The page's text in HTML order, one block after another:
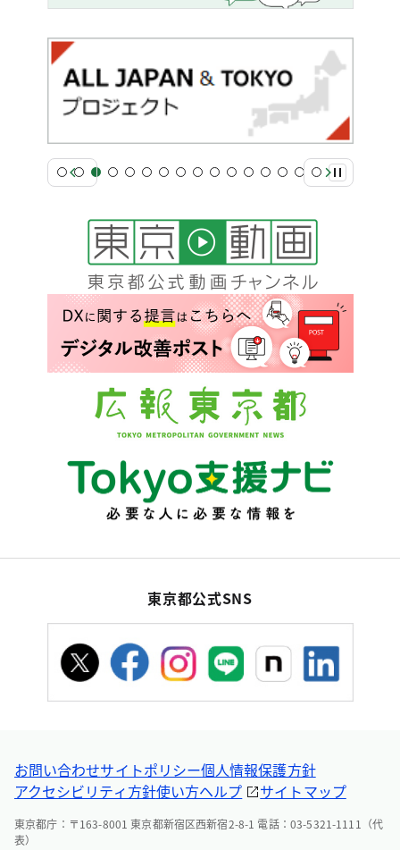
東京都公式SNS
お問い合わせサイトポリシー個人情報保護方針
アクセシビリティ方針使い方ヘルプ サイトマップ
東京都庁：〒163-8001 東京都新宿区西新宿2-8-1 電話：03-5321-1111（代
表）